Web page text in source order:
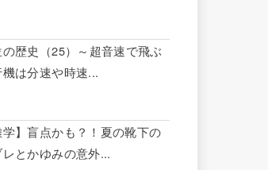
歴史（25）～超音速で飛ぶ
は分速や時速...
学】盲点かも？！夏の靴下の
レとかゆみの意外...